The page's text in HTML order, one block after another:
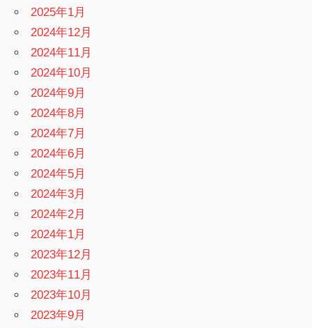
2025年1月
2024年12月
2024年11月
2024年10月
2024年9月
2024年8月
2024年7月
2024年6月
2024年5月
2024年3月
2024年2月
2024年1月
2023年12月
2023年11月
2023年10月
2023年9月